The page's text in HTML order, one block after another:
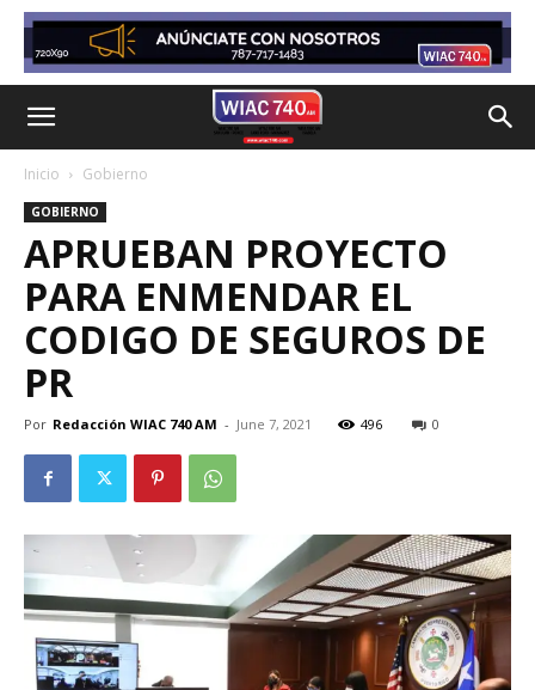
Inicio Gobierno
GOBIERNO
APRUEBAN PROYECTO
PARA ENMENDAR EL
CODIGO DE SEGUROS DE
PR
Por Redacción WIAC 740 AM - June 7, 2021 496 0